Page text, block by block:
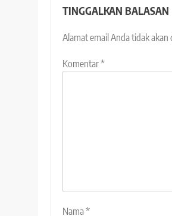
TINGGALKAN BALASAN
Alamat email Anda tidak akan
Komentar*
Nama*